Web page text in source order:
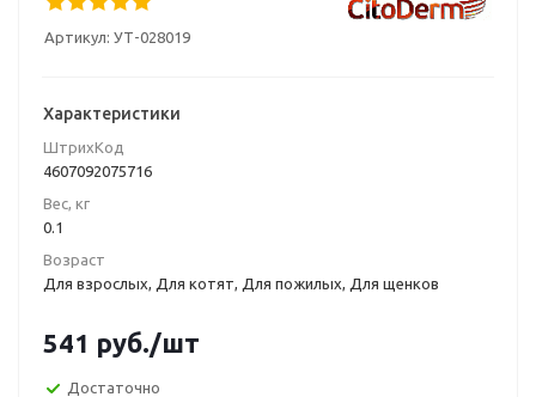
Артикул: УТ-028019
Характеристики
ШтрихКод
4607092075716
Вес, кг
0.1
Возраст
Для взрослых, Для котят, Для пожилых, Для щенков
541 руб./шт
Достаточно